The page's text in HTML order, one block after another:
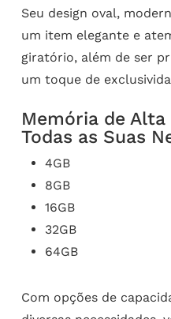
Seu design oval,
um item elegante e
giratório, além de ser
um toque de
Memória de
Todas as Suas
4GB
8GB
16GB
32GB
64GB
Com opções de